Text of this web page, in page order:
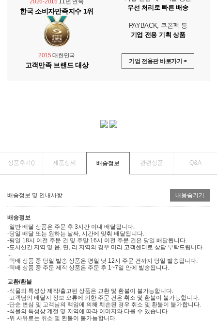
2026-2016 11년 연속
한국 소비자만족지수 1위
2015 대한민국
고객만족 브랜드 대상
우선 처리로 빠른 배송
PAYBACK, 쿠폰팩 등
기업 전용 기획 상품
기업 전용관 바로가기 >
상품후기() 제품상세 배송정보 관련상품 Q&A
배송정보 및 안내사항 내용숨기기
배송정보
-일반 배달 상품은 주문 후 3시간 이내 배달됩니다.
-당일 배달 또는 원하는 날짜, 시간에 맞춰 배달됩니다.
-평일 18시 이전 주문 건 및 주말 16시 이전 주문 건은 당일 배달됩니다.
-도서산간 지역 및 읍, 면, 리 지역의 경우 미리 고객센터로 상담 부탁드립니다.
-택배 상품 중 당일 발송 상품은 평일 낮 12시 주문 건까지 당일 발송됩니다.
-택배 상품 중 주문 제작 상품은 주문 후 1~7일 안에 발송됩니다.
교환/환불
-식물의 특성상 제작/출고된 상품은 교환 및 환불이 불가능합니다.
-고객님의 배달지 정보 오류에 의한 주문 건은 취소 및 환불이 불가능합니다.
-단순 변심 및 고객님의 책임에 의해 훼손된 경우 취소 및 환불이 불가합니다.
-식물의 특성상 계절 및 지역에 따라 이미지와 다를 수 있습니다.
-위 사유로는 취소 및 환불이 불가능합니다.